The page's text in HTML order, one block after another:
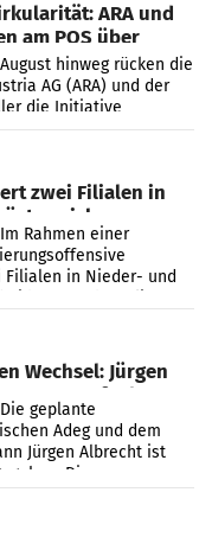
ARA und
am POS über
hinweg rücken die
AG (ARA) und der
die Initiative
allen österreichischen
zwei Filialen in
Im Rahmen einer
Filialen in Nieder- und
Wechsel: Jürgen
auf Adeg
Die geplante
Adeg und dem
Jürgen Albrecht ist
Die
und der